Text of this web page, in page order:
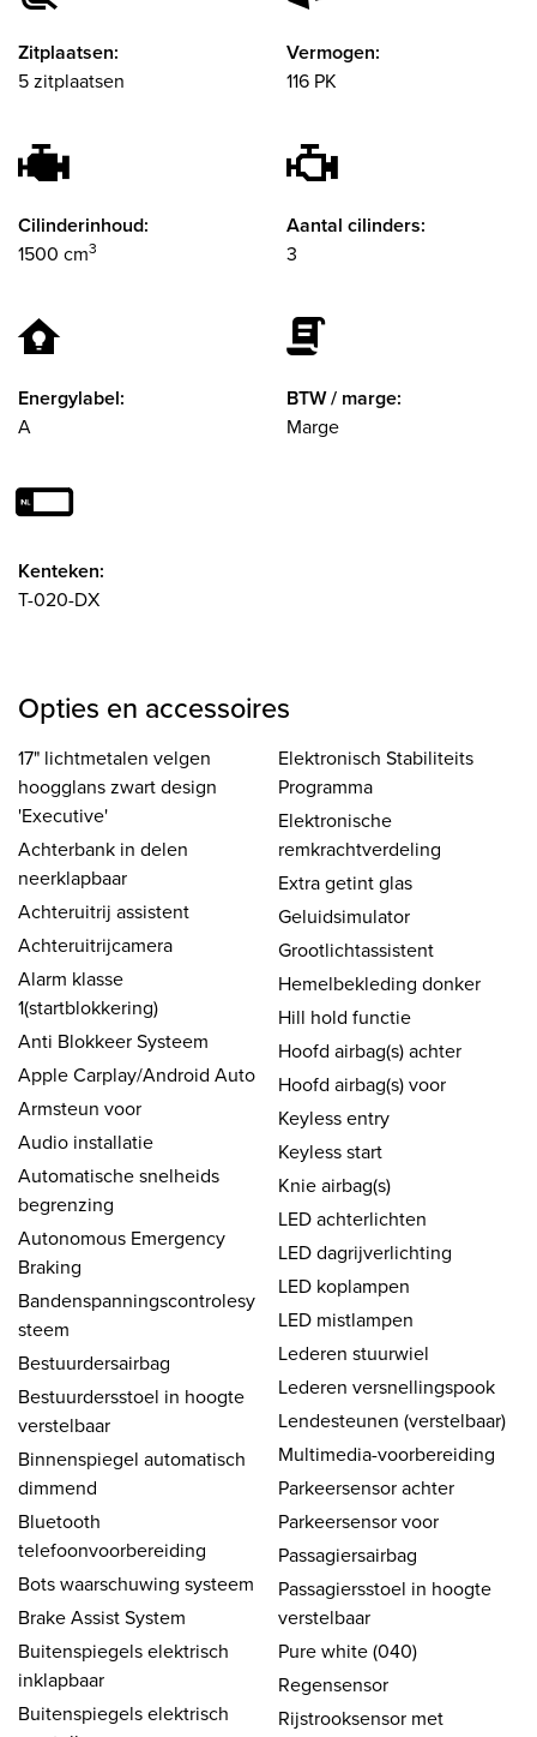
Zitplaatsen:
5 zitplaatsen
Vermogen:
116 PK
Cilinderinhoud:
1500 cm3
Aantal cilinders:
3
Energylabel:
A
BTW / marge:
Marge
Kenteken:
T-020-DX
Opties en accessoires
17" lichtmetalen velgen
hoogglans zwart design
'Executive'
Achterbank in delen
neerklapbaar
Achteruitrij assistent
Achteruitrijcamera
Alarm klasse
1(startblokkering)
Anti Blokkeer Systeem
Apple Carplay/Android Auto
Armsteun voor
Audio installatie
Automatische snelheids
begrenzing
Autonomous Emergency
Braking
Bandenspanningscontrolesy
steem
Bestuurdersairbag
Bestuurdersstoel in hoogte
verstelbaar
Binnenspiegel automatisch
dimmend
Bluetooth
telefoonvoorbereiding
Bots waarschuwing systeem
Brake Assist System
Buitenspiegels elektrisch
inklapbaar
Buitenspiegels elektrisch
Elektronisch Stabiliteits
Programma
Elektronische
remkrachtverdeling
Extra getint glas
Geluidsimulator
Grootlichtassistent
Hemelbekleding donker
Hill hold functie
Hoofd airbag(s) achter
Hoofd airbag(s) voor
Keyless entry
Keyless start
Knie airbag(s)
LED achterlichten
LED dagrijverlichting
LED koplampen
LED mistlampen
Lederen stuurwiel
Lederen versnellingspook
Lendesteunen (verstelbaar)
Multimedia-voorbereiding
Parkeersensor achter
Parkeersensor voor
Passagiersairbag
Passagiersstoel in hoogte
verstelbaar
Pure white (040)
Regensensor
Rijstrooksensor met